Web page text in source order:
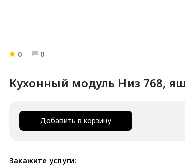
0 0
Кухонный модуль Низ 768,
Добавить в корзину
Закажите услуги: